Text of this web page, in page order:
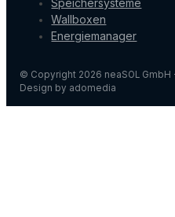
Wallboxen
Energiemanager
© Copyright 2026 neaSOL
Design by adomedia